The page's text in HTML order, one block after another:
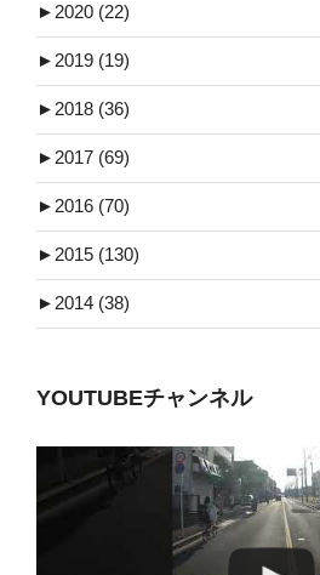
► 2020 (22)
► 2019 (19)
► 2018 (36)
► 2017 (69)
► 2016 (70)
► 2015 (130)
► 2014 (38)
YOUTUBEチャンネル